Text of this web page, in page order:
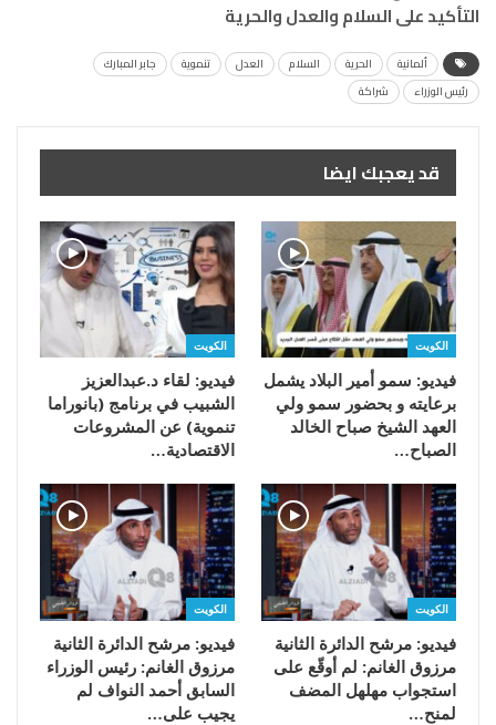
التأكيد على السلام والعدل والحرية
ألمانية الحرية السلام العدل تنموية
جابر المبارك
رئيس الوزراء
شراكة
قد يعجبك ايضا
الكويت
فيديو: سمو أمير البلاد يشمل
برعايته و بحضور سمو ولي
العهد الشيخ صباح الخالد
الصباح…
الكويت
فيديو: لقاء د.عبدالعزيز
الشبيب في برنامج (بانوراما
تنموية) عن المشروعات
الاقتصادية…
الكويت
فيديو: مرشح الدائرة الثانية
مرزوق الغانم: لم أوقّع على
استجواب مهلهل المضف
لمنح…
الكويت
فيديو: مرشح الدائرة الثانية
مرزوق الغانم: رئيس الوزراء
السابق أحمد النواف لم
يجيب على…